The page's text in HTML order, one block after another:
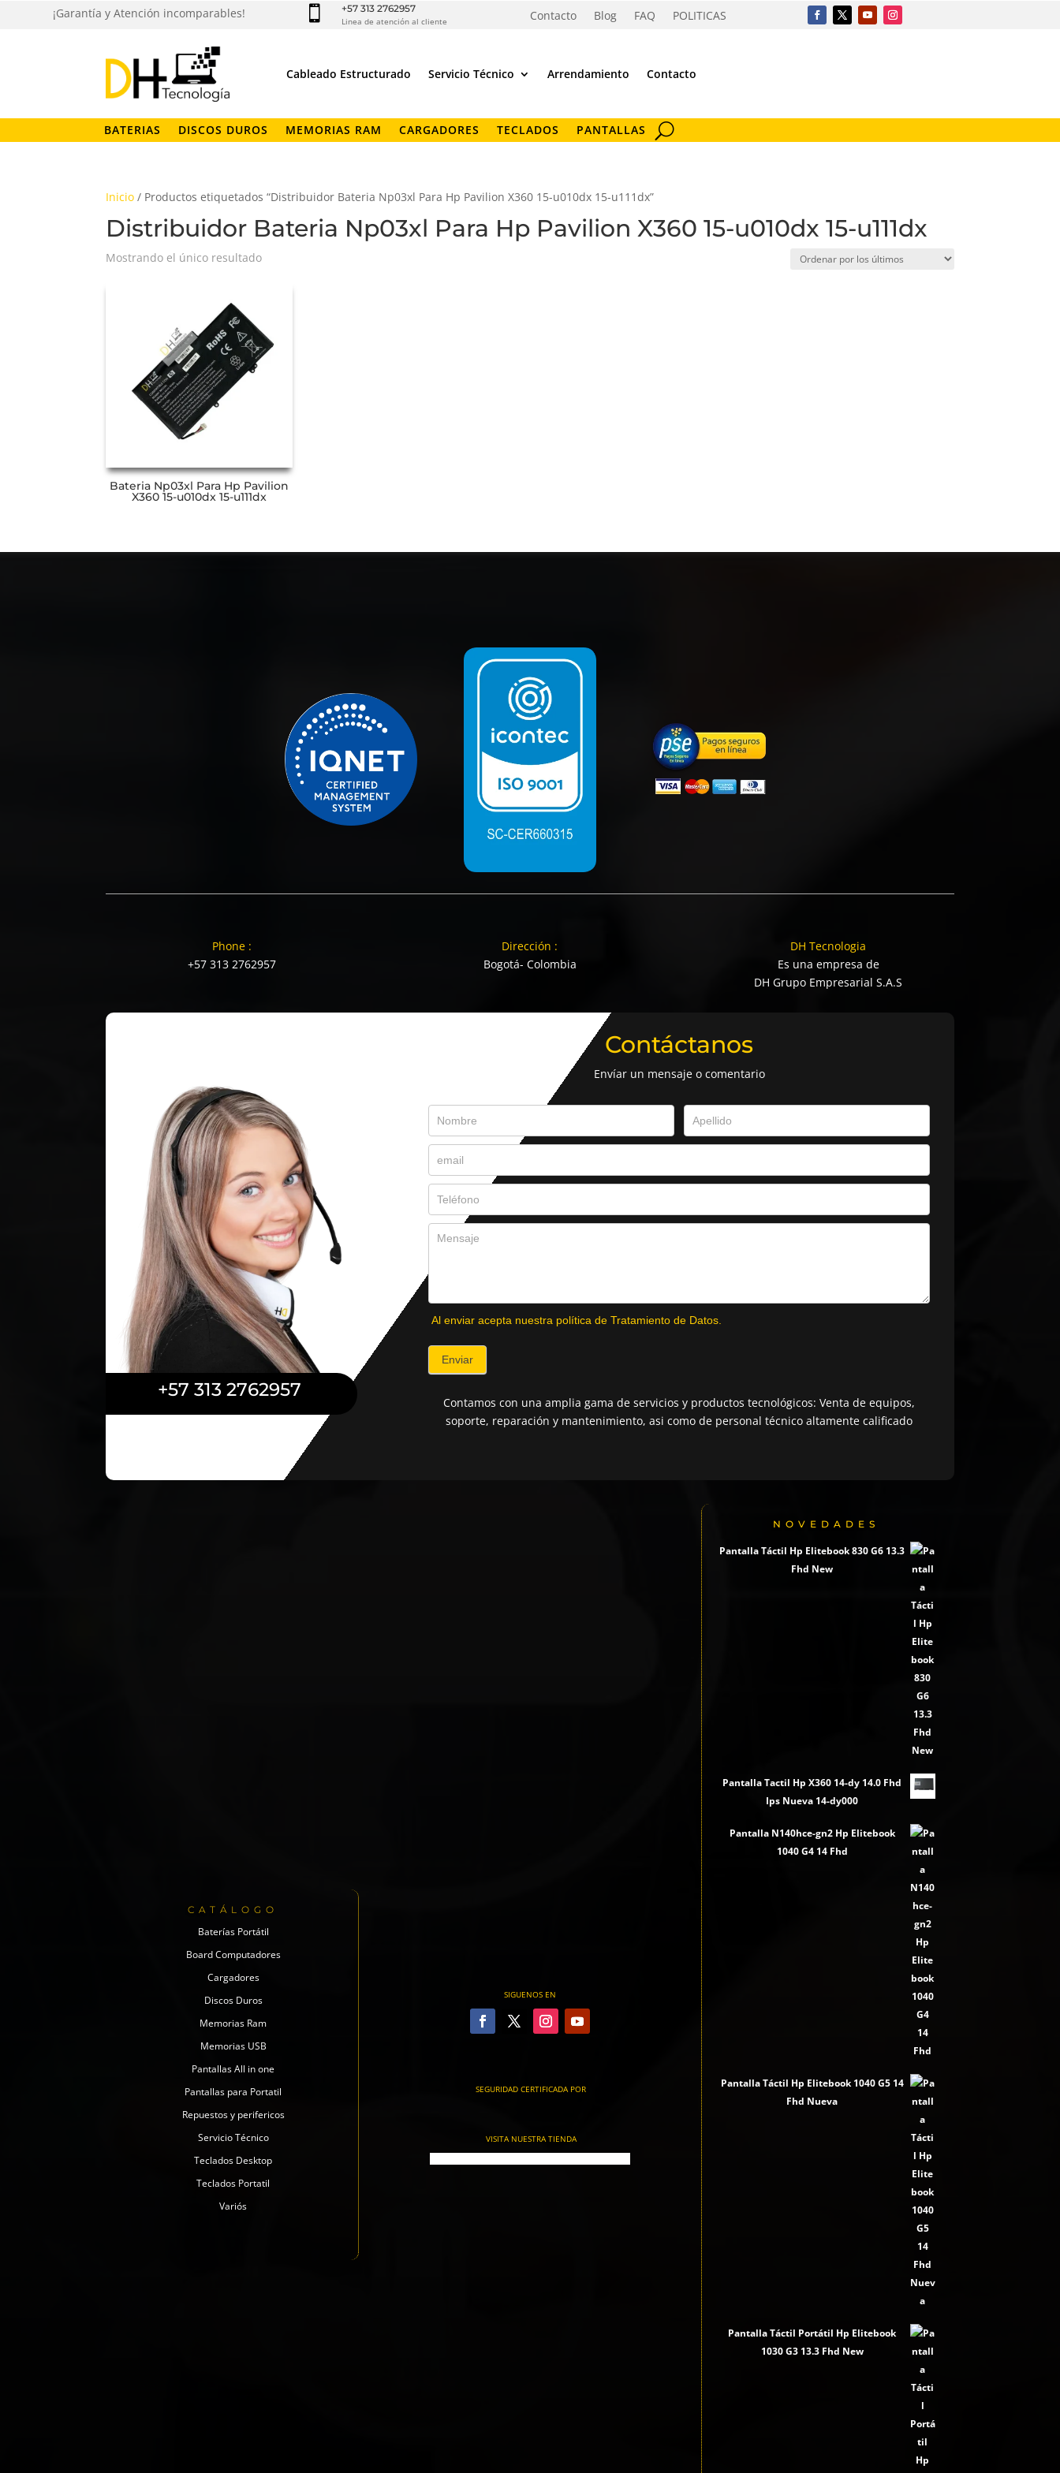
¡Garantía y Atención incomparables!  +57 313 2762957
Linea de atención al cliente Contacto Blog FAQ POLITICAS
Cableado Estructurado Servicio Técnico Arrendamiento Contacto
BATERIAS DISCOS DUROS MEMORIAS RAM CARGADORES TECLADOS PANTALLAS
Inicio / Productos etiquetados “Distribuidor Bateria Np03xl Para Hp Pavilion X360 15-u010dx 15-u111dx”
Distribuidor Bateria Np03xl Para Hp Pavilion X360 15-u010dx 15-u111dx
Mostrando el único resultado
Bateria Np03xl Para Hp Pavilion
X360 15-u010dx 15-u111dx
Phone :
+57 313 2762957
Dirección :
Bogotá- Colombia
DH Tecnologia
Es una empresa de
DH Grupo Empresarial S.A.S
+57 313 2762957
Contáctanos
Envíar un mensaje o comentario
Al enviar acepta nuestra política de Tratamiento de Datos.
Enviar
Contamos con una amplia gama de servicios y productos tecnológicos: Venta de equipos,
soporte, reparación y mantenimiento, asi como de personal técnico altamente calificado
CATÁLOGO
Baterías Portátil
Board Computadores
Cargadores
Discos Duros
Memorias Ram
Memorias USB
Pantallas All in one
Pantallas para Portatil
Repuestos y perifericos
Servicio Técnico
Teclados Desktop
Teclados Portatil
Variós
SIGUENOS EN
SEGURIDAD CERTIFICADA POR
VISITA NUESTRA TIENDA
NOVEDADES
Pantalla Táctil Hp Elitebook 830 G6 13.3
Fhd New
Pantalla Tactil Hp X360 14-dy 14.0 Fhd
Ips Nueva 14-dy000
Pantalla N140hce-gn2 Hp Elitebook
1040 G4 14 Fhd
Pantalla Táctil Hp Elitebook 1040 G5 14
Fhd Nueva
Pantalla Táctil Portátil Hp Elitebook
1030 G3 13.3 Fhd New